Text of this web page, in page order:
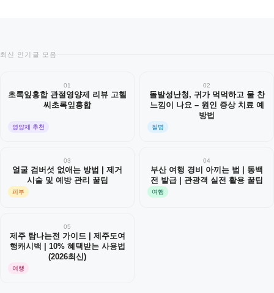
최신 인기글 모음
01
초록잎홍합 관절영양제 리뷰 고헬
씨초록잎홍합
영양제 추천
02
돌발성난청, 귀가 먹먹하고 물 찬
느낌이 나요 – 원인 증상 치료 예
방법
질병
03
얼굴 검버섯 없애는 방법 | 제거
시술 및 예방 관리 꿀팁
피부
04
부산 여행 경비 아끼는 법 | 동백
전 발급 | 관광객 실전 활용 꿀팁
여행
05
제주 탐나는전 가이드 | 제주도여
행캐시백 | 10% 혜택받는 사용법
(2026최신)
여행